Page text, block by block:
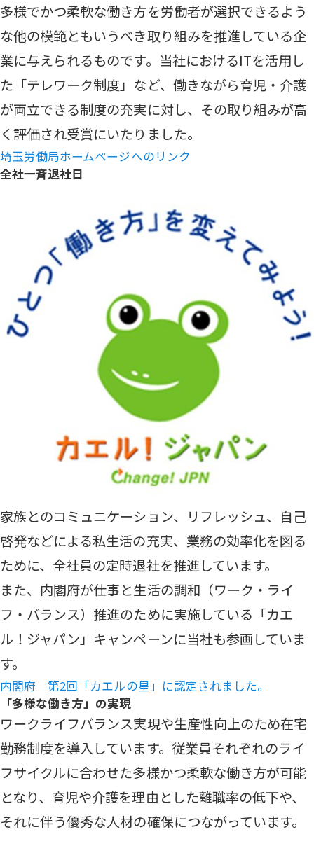
多様でかつ柔軟な働き方を労働者が選択できるよう
な他の模範ともいうべき取り組みを推進している企
業に与えられるものです。当社におけるITを活用し
た「テレワーク制度」など、働きながら育児・介護
が両立できる制度の充実に対し、その取り組みが高
く評価され受賞にいたりました。
埼玉労働局ホームページへのリンク
全社一斉退社日
家族とのコミュニケーション、リフレッシュ、自己
啓発などによる私生活の充実、業務の効率化を図る
ために、全社員の定時退社を推進しています。
また、内閣府が仕事と生活の調和（ワーク・ライ
フ・バランス）推進のために実施している「カエ
ル！ジャパン」キャンペーンに当社も参画していま
す。
内閣府 第2回「カエルの星」に認定されました。
「多様な働き方」の実現
ワークライフバランス実現や生産性向上のため在宅
勤務制度を導入しています。従業員それぞれのライ
フサイクルに合わせた多様かつ柔軟な働き方が可能
となり、育児や介護を理由とした離職率の低下や、
それに伴う優秀な人材の確保につながっています。